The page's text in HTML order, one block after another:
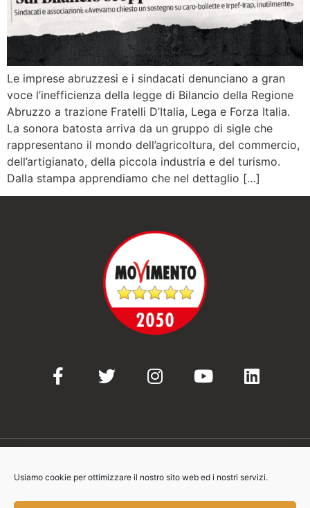
Usiamo cookie per ottimizzare il nostro sito web ed i nostri servizi.
Le imprese abruzzesi e i sindacati denunciano a gran
voce l’inefficienza della legge di Bilancio della Regione
Abruzzo a trazione Fratelli D’Italia, Lega e Forza Italia.
La sonora batosta arriva da un gruppo di sigle che
rappresentano il mondo dell’agricoltura, del commercio,
dell’artigianato, della piccola industria e del turismo.
Dalla stampa apprendiamo che nel dettaglio […]